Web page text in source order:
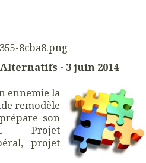
- 3 juin 2014
ennemie la
remodèle
son
Projet
projet